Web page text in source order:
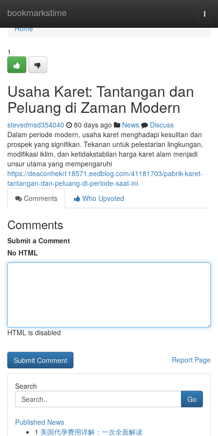
bookmarkstime
Home
Home
1
Usaha Karet: Tantangan dan
Peluang di Zaman Modern
stevedmsd354040 80 days ago News
Discuss
Dalam periode modern, usaha karet menghadapi kesulitan dan
prospek yang signifikan. Tekanan untuk pelestarian lingkungan,
modifikasi iklim, dan ketidakstabilan harga karet alam menjadi
unsur utama yang mempengaruhi
https://deaconheki118571.eedblog.com/41181703/pabrik-karet-
tantangan-dan-peluang-di-periode-saat-ini
Comments
Who Upvoted
Comments
Submit a Comment
No HTML
HTML is disabled
Report Page
Search
Go
Published News
1 美国代孕费用详解：一次全面解读